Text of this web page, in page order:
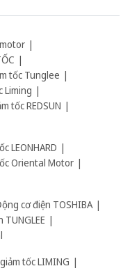
tốc Tunglee
Liming
tốc REDSUN
LEONHARD
Oriental Motor
cơ điện TOSHIBA
tốc LIMING